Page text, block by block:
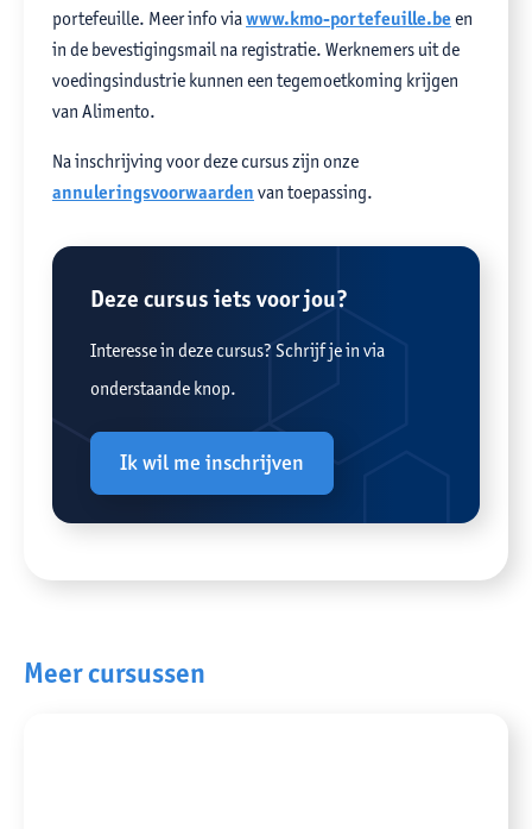
portefeuille. Meer info viawww.kmo-portefeuille.been
in de bevestigingsmail na registratie. Werknemers uit de
voedingsindustrie kunnen een tegemoetkoming krijgen
van Alimento.
Na inschrijving voor deze cursus zijn onze
annuleringsvoorwaarden van toepassing.
Deze cursus iets voor jou?
Interesse in deze cursus? Schrijf je in via
onderstaande knop.
Ik wil me inschrijven
Meer cursussen